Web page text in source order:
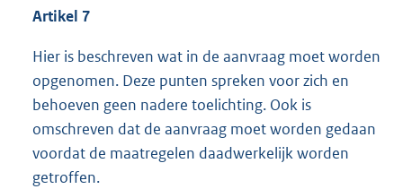
Artikel 7
Hier is beschreven wat in de aanvraag moet worden
opgenomen. Deze punten spreken voor zich en
behoeven geen nadere toelichting. Ook is
omschreven dat de aanvraag moet worden gedaan
voordat de maatregelen daadwerkelijk worden
getroffen.